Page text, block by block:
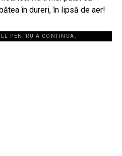
în dureri, în lipsă de aer!
PENTRU A CONTINUA.